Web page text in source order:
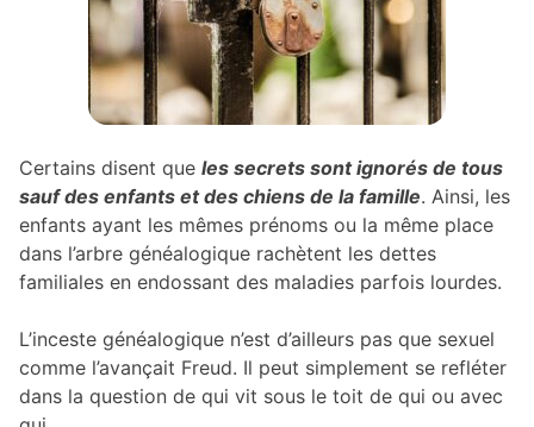
Certains disent que les secrets sont ignorés de tous
sauf des enfants et des chiens de la famille. Ainsi, les
enfants ayant les mêmes prénoms ou la même place
dans l’arbre généalogique rachètent les dettes
familiales en endossant des maladies parfois lourdes.
L’inceste généalogique n’est d’ailleurs pas que sexuel
comme l’avançait Freud. Il peut simplement se refléter
dans la question de qui vit sous le toit de qui ou avec